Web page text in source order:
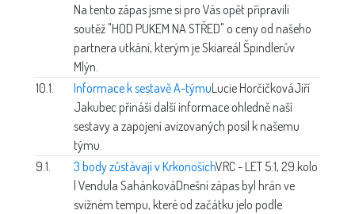
Na tento zápas jsme si pro Vás opět připravili
soutěž "HOD PUKEM NA STŘED" o ceny od našeho
partnera utkání, kterým je Skiareál Špindlerův
Mlýn.
10.1.
Informace k sestavě A-týmuLucie HorčičkováJiří
Jakubec přináší další informace ohledně naší
sestavy a zapojení avizovaných posil k našemu
týmu.
9.1.
3 body zůstávají v KrkonošíchVRC - LET 5:1, 29.kolo
| Vendula SahánkováDnešní zápas byl hrán ve
svižném tempu, které od začátku jelo podle